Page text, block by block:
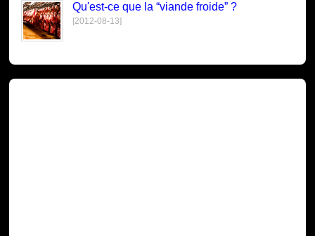
Qu'est-ce que la “viande froide” ?
[2012-08-13]